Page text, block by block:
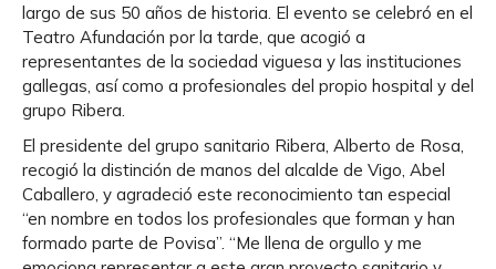
largo de sus 50 años de historia. El evento se celebró en el
Teatro Afundación por la tarde, que acogió a
representantes de la sociedad viguesa y las instituciones
gallegas, así como a profesionales del propio hospital y del
grupo Ribera.
El presidente del grupo sanitario Ribera, Alberto de Rosa,
recogió la distinción de manos del alcalde de Vigo, Abel
Caballero, y agradeció este reconocimiento tan especial
“en nombre en todos los profesionales que forman y han
formado parte de Povisa”. “Me llena de orgullo y me